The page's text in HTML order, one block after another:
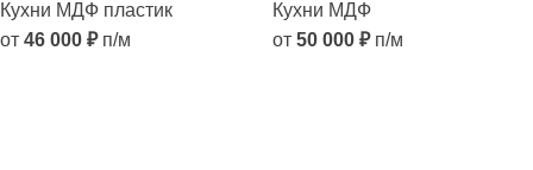
Кухни МДФ пластик
от 46 000 ₽п/м
Кухни МДФ
от 50 000 ₽п/м